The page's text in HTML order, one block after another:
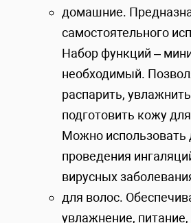
домашние.
самостоятельного
Набор функций –
необходимый.
распарить,
подготовить кожу
Можно использовать
проведения
вирусных
для волос.
увлажнение, питание,